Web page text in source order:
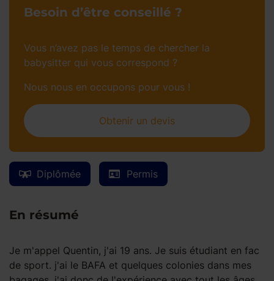
Diplômée Permis
En résumé
Je m'appel Quentin, j'ai 19 ans. Je suis étudiant en fac
de sport. j'ai le BAFA et quelques colonies dans mes
Besoin d’être conseillé ?
Vous n’avez pas le temps de chercher la
babysitter qui vous correspond ?
Nous nous en occupons pour vous !
Obtenir un devis